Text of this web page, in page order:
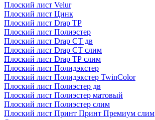
Плоский лист Velur
Плоский лист Цинк
Плоский лист Drap ТР
Плоский лист Полиэстер
Плоский лист Drap СТ дв
Плоский лист Drap СТ слим
Плоский лист Drap ТР слим
Плоский лист Полидэкстер
Плоский лист Полидэкстер TwinColor
Плоский лист Полиэстер дв
Плоский лист Полиэстер матовый
Плоский лист Полиэстер слим
Плоский лист Принт Принт Премиум слим